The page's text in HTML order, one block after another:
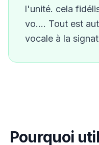
l'unité. cela
vo…. Tout est
vocale à la
Pourquoi